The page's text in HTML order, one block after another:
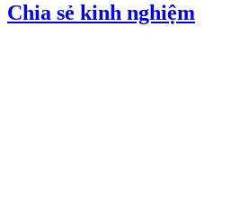
Chia sẻ kinh nghiệm